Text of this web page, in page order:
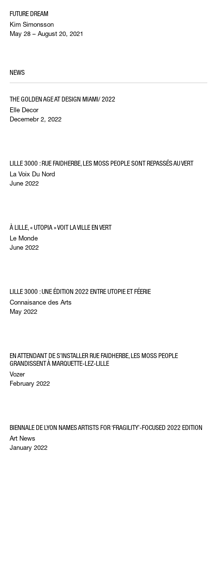
FUTURE DREAM
Kim Simonsson
May 28 – August 20, 2021
NEWS
THE GOLDEN AGE AT DESIGN MIAMI/ 2022
Elle Decor
Decemebr 2, 2022
LILLE 3000 : RUE FAIDHERBE, LES MOSS PEOPLE SONT REPASSÉS AU VERT
La Voix Du Nord
June 2022
À LILLE, « UTOPIA » VOIT LA VILLE EN VERT
Le Monde
June 2022
LILLE 3000 : UNE ÉDITION 2022 ENTRE UTOPIE ET FÉERIE
Connaisance des Arts
May 2022
EN ATTENDANT DE S’INSTALLER RUE FAIDHERBE, LES MOSS PEOPLE
GRANDISSENT À MARQUETTE-LEZ-LILLE
Vozer
February 2022
BIENNALE DE LYON NAMES ARTISTS FOR ‘FRAGILITY’-FOCUSED 2022 EDITION
Art News
January 2022